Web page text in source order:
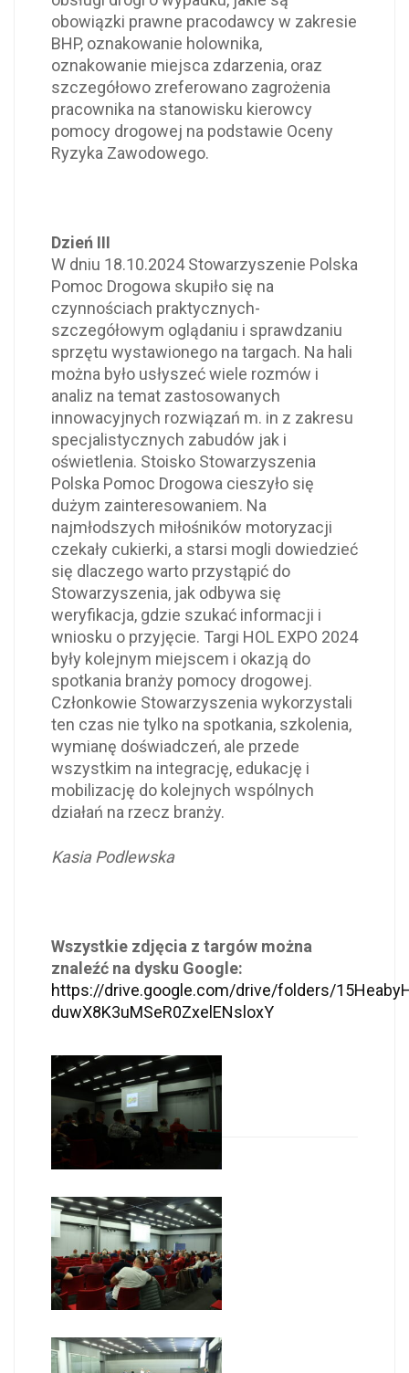
obowiązki prawne pracodawcy w zakresie
BHP, oznakowanie holownika,
oznakowanie miejsca zdarzenia, oraz
szczegółowo zreferowano zagrożenia
pracownika na stanowisku kierowcy
pomocy drogowej na podstawie Oceny
Ryzyka Zawodowego.
Dzień III
W dniu 18.10.2024 Stowarzyszenie Polska
Pomoc Drogowa skupiło się na
czynnościach praktycznych-
szczegółowym oglądaniu i sprawdzaniu
sprzętu wystawionego na targach. Na hali
można było usłyszeć wiele rozmów i
analiz na temat zastosowanych
innowacyjnych rozwiązań m. in z zakresu
specjalistycznych zabudów jak i
oświetlenia. Stoisko Stowarzyszenia
Polska Pomoc Drogowa cieszyło się
dużym zainteresowaniem. Na
najmłodszych miłośników motoryzacji
czekały cukierki, a starsi mogli dowiedzieć
się dlaczego warto przystąpić do
Stowarzyszenia, jak odbywa się
weryfikacja, gdzie szukać informacji i
wniosku o przyjęcie. Targi HOL EXPO 2024
były kolejnym miejscem i okazją do
spotkania branży pomocy drogowej.
Członkowie Stowarzyszenia wykorzystali
ten czas nie tylko na spotkania, szkolenia,
wymianę doświadczeń, ale przede
wszystkim na integrację, edukację i
mobilizację do kolejnych wspólnych
działań na rzecz branży.
Kasia Podlewska
Wszystkie zdjęcia z targów można
znaleźć na dysku Google:
https://drive.google.com/drive/folders/
duwX8K3uMSeR0ZxelENsloxY